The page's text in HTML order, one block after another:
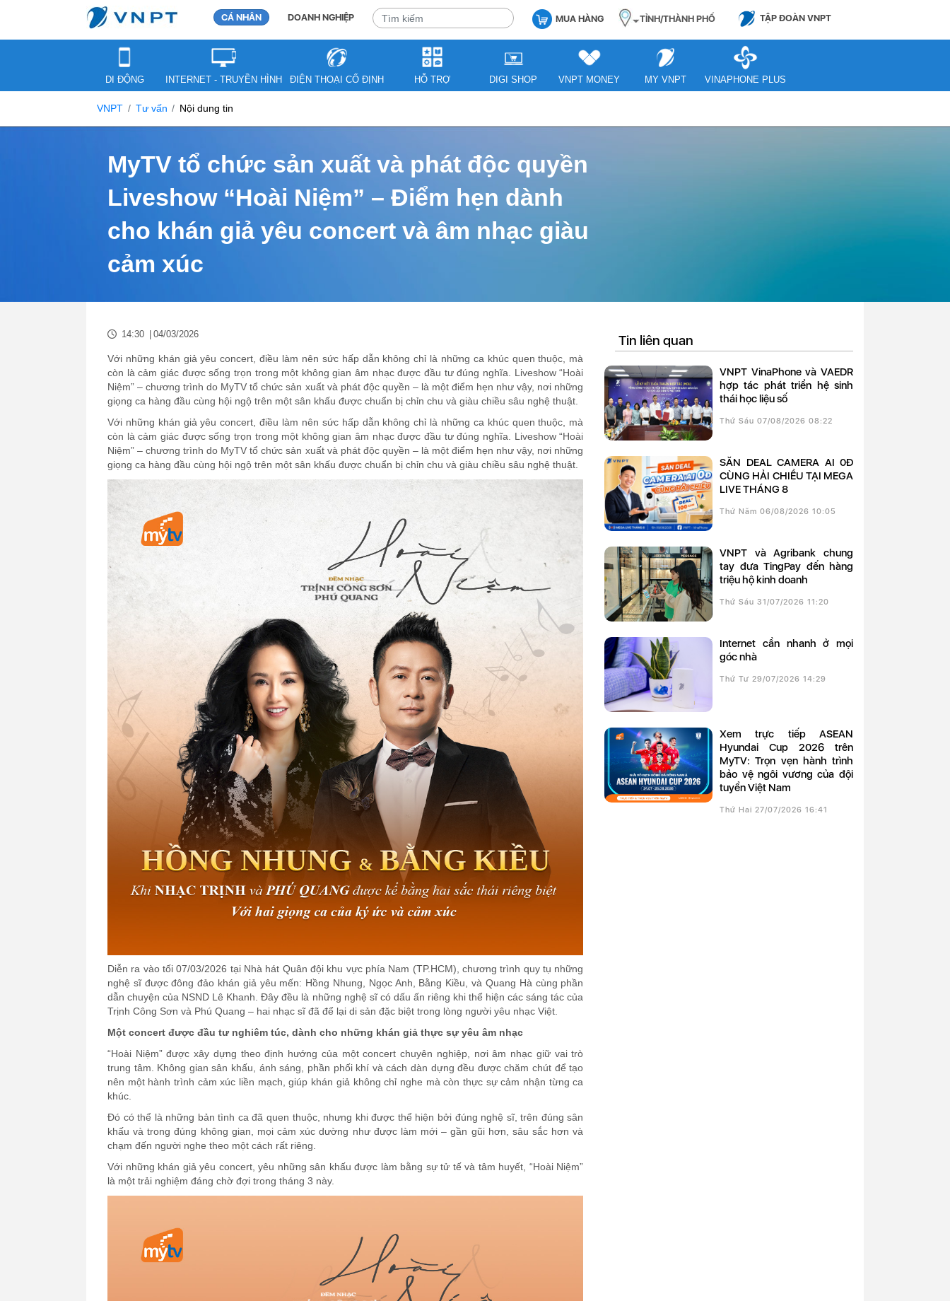
CÁ NHÂN DOANH NGHIỆP MUA HÀNG TỈNH/THÀNH PHỐ TẬP ĐOÀN VNPT
DI ĐỘNG INTERNET - TRUYỀN HÌNH ĐIỆN THOẠI CỐ ĐỊNH HỖ TRỢ DIGI SHOP VNPT MONEY MY VNPT VINAPHONE PLUS
VNPT Tư vấn Nội dung tin
MyTV tổ chức sản xuất và phát độc quyền
Liveshow “Hoài Niệm” – Điểm hẹn dành
cho khán giả yêu concert và âm nhạc giàu
cảm xúc
14:30 04/03/2026
Với những khán giả yêu concert, điều làm nên sức hấp dẫn không chỉ là những ca khúc quen thuộc, mà
còn là cảm giác được sống trọn trong một không gian âm nhạc được đầu tư đúng nghĩa. Liveshow “Hoài
Niệm” – chương trình do MyTV tổ chức sản xuất và phát độc quyền – là một điểm hẹn như vậy, nơi những
giọng ca hàng đầu cùng hội ngộ trên một sân khấu được chuẩn bị chỉn chu và giàu chiều sâu nghệ thuật.
Với những khán giả yêu concert, điều làm nên sức hấp dẫn không chỉ là những ca khúc quen thuộc, mà
còn là cảm giác được sống trọn trong một không gian âm nhạc được đầu tư đúng nghĩa. Liveshow “Hoài
Niệm” – chương trình do MyTV tổ chức sản xuất và phát độc quyền – là một điểm hẹn như vậy, nơi những
giọng ca hàng đầu cùng hội ngộ trên một sân khấu được chuẩn bị chỉn chu và giàu chiều sâu nghệ thuật.
Diễn ra vào tối 07/03/2026 tại Nhà hát Quân đội khu vực phía Nam (TP.HCM), chương trình quy tụ những
nghệ sĩ được đông đảo khán giả yêu mến: Hồng Nhung, Ngọc Anh, Bằng Kiều, và Quang Hà cùng phần
dẫn chuyện của NSND Lê Khanh. Đây đều là những nghệ sĩ có dấu ấn riêng khi thể hiện các sáng tác của
Trịnh Công Sơn và Phú Quang – hai nhạc sĩ đã để lại di sản đặc biệt trong lòng người yêu nhạc Việt.
Một concert được đầu tư nghiêm túc, dành cho những khán giả thực sự yêu âm nhạc
“Hoài Niệm” được xây dựng theo định hướng của một concert chuyên nghiệp, nơi âm nhạc giữ vai trò
trung tâm. Không gian sân khấu, ánh sáng, phần phối khí và cách dàn dựng đều được chăm chút để tạo
nên một hành trình cảm xúc liền mạch, giúp khán giả không chỉ nghe mà còn thực sự cảm nhận từng ca
khúc.
Đó có thể là những bản tình ca đã quen thuộc, nhưng khi được thể hiện bởi đúng nghệ sĩ, trên đúng sân
khấu và trong đúng không gian, mọi cảm xúc dường như được làm mới – gần gũi hơn, sâu sắc hơn và
chạm đến người nghe theo một cách rất riêng.
Với những khán giả yêu concert, yêu những sân khấu được làm bằng sự tử tế và tâm huyết, “Hoài Niệm”
là một trải nghiệm đáng chờ đợi trong tháng 3 này.
Tin liên quan
VNPT VinaPhone và VAEDR
hợp tác phát triển hệ sinh
thái học liệu số
Thứ Sáu 07/08/2026 08:22
SĂN DEAL CAMERA AI 0Đ
CÙNG HẢI CHIỀU TẠI MEGA
LIVE THÁNG 8
Thứ Năm 06/08/2026 10:05
VNPT và Agribank chung
tay đưa TingPay đến hàng
triệu hộ kinh doanh
Thứ Sáu 31/07/2026 11:20
Internet cần nhanh ở mọi
góc nhà
Thứ Tư 29/07/2026 14:29
Xem trực tiếp ASEAN
Hyundai Cup 2026 trên
MyTV: Trọn vẹn hành trình
bảo vệ ngôi vương của đội
tuyển Việt Nam
Thứ Hai 27/07/2026 16:41